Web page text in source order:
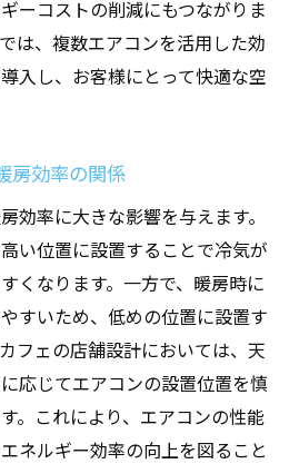
ーコストの削減にもつながりま
は、複数エアコンを活用した効
入し、お客様にとって快適な空
房効率の関係
効率に大きな影響を与えます。
い位置に設置することで冷気が
くなります。一方で、暖房時に
すいため、低めの位置に設置す
フェの店舗設計においては、天
応じてエアコンの設置位置を慎
。これにより、エアコンの性能
ネルギー効率の向上を図ること